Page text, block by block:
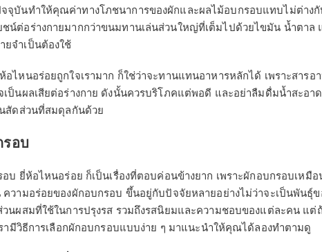
จุบันทำให้คุณค่าทางโภชนาการของผักและผลไม้อบกรอบแทบไม่ต่าง
น์ต่อร่างกายมากกว่าขนมทานเล่นส่วนใหญ่ที่เต็มไปด้วยไขมัน น้ำตาล
ยจำเป็นต้องใช้
ไหนอร่อยถูกใจเรามาก ก็ใช่ว่าจะทานแทนอาหารหลักได้ เพราะสารอ
ป็นผลเสียต่อร่างกาย ดังนั้นควรบริโภคแต่พอดี และอย่าลืมดื่มน้ำสะอา
สัดส่วนที่สมดุลกันด้วย
รอบ
บ ยี่ห้อไหนอร่อย ก็เป็นเรื่องที่ตอบค่อนข้างยาก เพราะผักอบกรอบเหมื
ความอร่อยของผักอบกรอบ ขึ้นอยู่กับปัจจัยหลายอย่างไม่ว่าจะเป็นพันธุ์ข
วนผสมที่ใช้ในการปรุงรส รวมถึงรสนิยมและความชอบของแต่ละคน แต่
รามีวิธีการเลือกผักอบกรอบแบบง่าย ๆ มาแนะนำให้คุณได้ลองทำตามดู